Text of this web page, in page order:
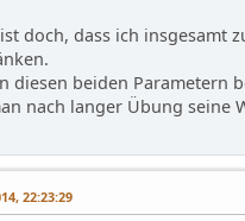
doch, dass ich insgesamt
diesen beiden Parametern
nach langer Übung seine
22:23:29